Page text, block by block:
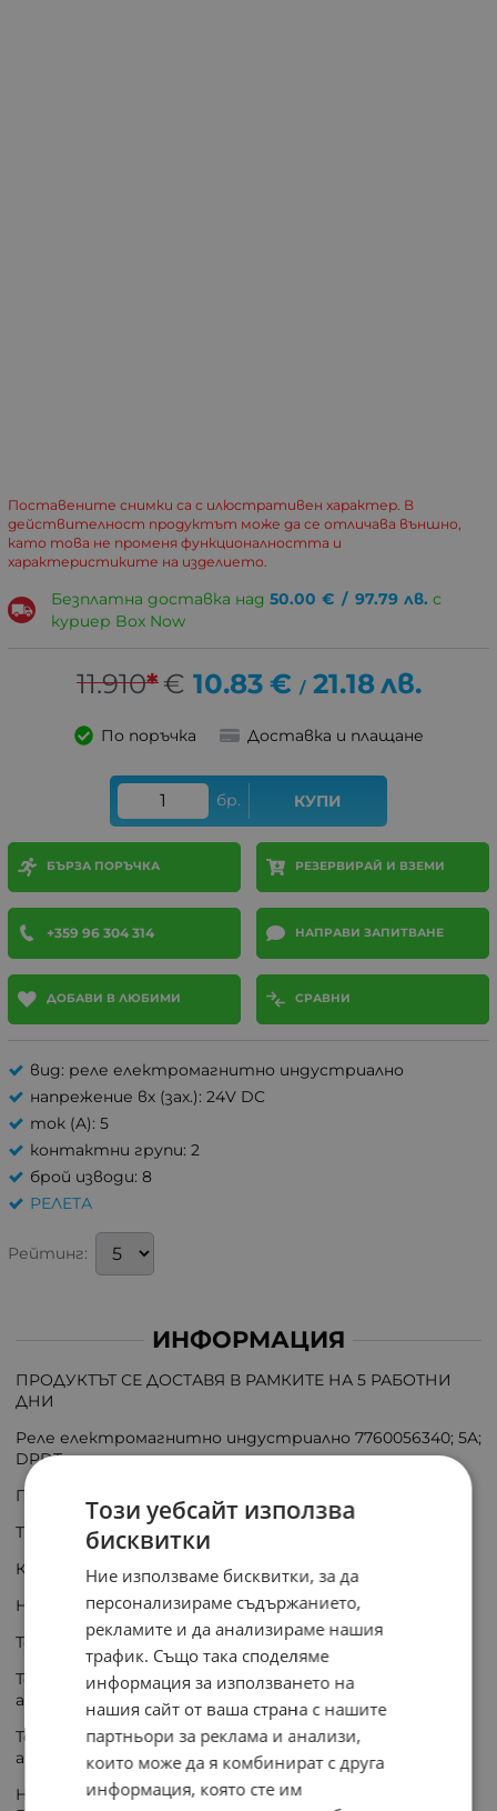
Поставените снимки са с илюстративен характер. В
действителност продуктът може да се отличава външно,
като това не променя функционалността и
характеристиките на изделието.
Безплатна доставка над 50.00 € / 97.79 лв. с
куриер Box Now
11.910*€ 10.83 € / 21.18лв.
По поръчка Доставка и плащане
бр. КУПИ
БЪРЗА ПОРЪЧКА РЕЗЕРВИРАЙ И ВЗЕМИ
+359 96 304 314 НАПРАВИ ЗАПИТВАНЕ
ДОБАВИ В ЛЮБИМИ СРАВНИ
вид: реле електромагнитно индустриално
напрежение вх (зах.): 24V DC
ток (A): 5
контактни групи: 2
брой изводи: 8
РЕЛЕТА
Рейтинг:
ИНФОРМАЦИЯ
ПРОДУКТЪТ СЕ ДОСТАВЯ В РАМКИТЕ НА 5 РАБОТНИ
ДНИ
Реле електромагнитно индустриално 7760056340; 5A;
DPDT
Производител: WEIDMÜLLER
Тип реле: електромагнитно
Конф. на контактите: DPDT
Номинално напрежение на бобината: 24V DC
Ток през контактите макс.: 5A
Товароспособност на контактите АС @R(при
активен товар): 5A / 250V AC
Товароспособност на контактите DC @R(при
активен товар): 5A / 30V DC
Напрежение на комутация: макс. 250V AC, макс. 250V
Този уебсайт използва
бисквитки
Ние използваме бисквитки, за да
персонализираме съдържанието,
рекламите и да анализираме нашия
трафик. Също така споделяме
информация за използването на
нашия сайт от ваша страна с нашите
партньори за реклама и анализи,
които може да я комбинират с друга
информация, която сте им